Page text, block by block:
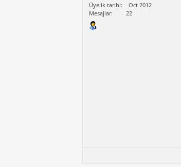
Üyelik tarihi
Oct 2012
Mesajlar
22